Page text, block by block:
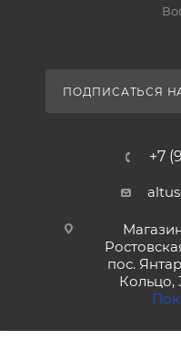
ПОДПИСАТЬСЯ
+7
пос.
Кольцо,